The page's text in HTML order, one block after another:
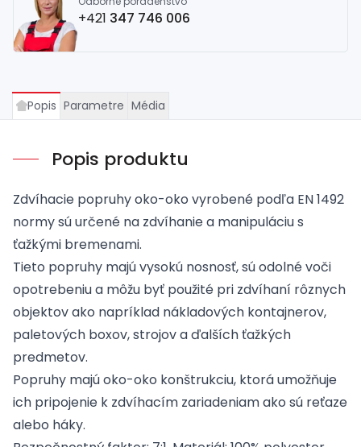
+421 347 746 006
Popis Parametre Média
Popis produktu
Zdvíhacie popruhy oko-oko vyrobené podľa EN 1492
normy sú určené na zdvíhanie a manipuláciu s
ťažkými bremenami.
Tieto popruhy majú vysokú nosnosť, sú odolné voči
opotrebeniu a môžu byť použité pri zdvíhaní rôznych
objektov ako napríklad nákladových kontajnerov,
paletových boxov, strojov a ďalších ťažkých
predmetov.
Popruhy majú oko-oko konštrukciu, ktorá umožňuje
ich pripojenie k zdvíhacím zariadeniam ako sú reťaze
alebo háky.